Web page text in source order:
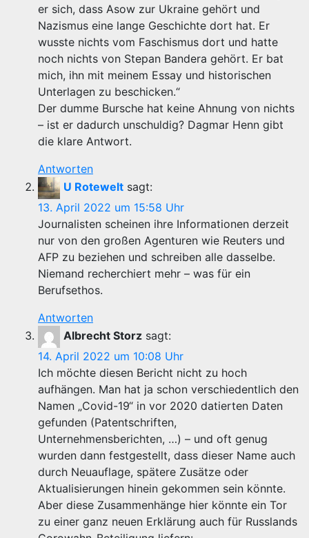
er sich, dass Asow zur Ukraine gehört und
Nazismus eine lange Geschichte dort hat. Er
wusste nichts vom Faschismus dort und hatte
noch nichts von Stepan Bandera gehört. Er bat
mich, ihn mit meinem Essay und historischen
Unterlagen zu beschicken.“
Der dumme Bursche hat keine Ahnung von nichts
– ist er dadurch unschuldig? Dagmar Henn gibt
die klare Antwort.
Antworten
U Rotewelt sagt:
13. April 2022 um 15:58 Uhr
Journalisten scheinen ihre Informationen derzeit
nur von den großen Agenturen wie Reuters und
AFP zu beziehen und schreiben alle dasselbe.
Niemand recherchiert mehr – was für ein
Berufsethos.
Antworten
Albrecht Storz sagt:
14. April 2022 um 10:08 Uhr
Ich möchte diesen Bericht nicht zu hoch
aufhängen. Man hat ja schon verschiedentlich den
Namen „Covid-19“ in vor 2020 datierten Daten
gefunden (Patentschriften,
Unternehmensberichten, …) – und oft genug
wurden dann festgestellt, dass dieser Name auch
durch Neuauflage, spätere Zusätze oder
Aktualisierungen hinein gekommen sein könnte.
Aber diese Zusammenhänge hier könnte ein Tor
zu einer ganz neuen Erklärung auch für Russlands